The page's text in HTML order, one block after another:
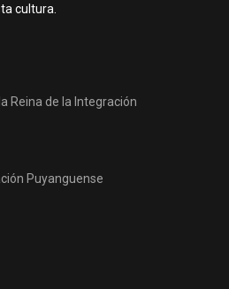
cultura.
Reina de la Integración
Puyanguense